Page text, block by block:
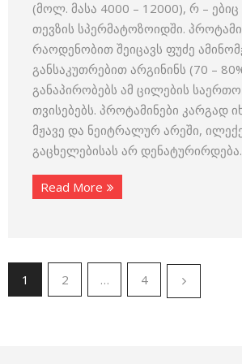
(მოლ. მასა 4000 – 12000), რ –
თევზის სპერმატოზოიდში.
რაოდენობით შეიცავს ფუძე
განსაკუთრებით არგინინს (70 –
განაპირობებს ამ ცილების
თვისებებს. პროტამინები კარგად
მჟავე და ნეიტრალურ არეში,
გაცხელებისას არ დენატურირდება.
Read More
1 2 … 4